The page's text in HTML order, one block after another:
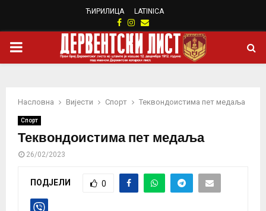
ЋИРИЛИЦА LATINICA
Facebook
Instagram
Email
PRIMARY
Насловна Вијести Спорт Теквондоистима пет медаља
Спорт
Теквондоистима пет медаља
26/02/2023
ПОДЈЕЛИ 0